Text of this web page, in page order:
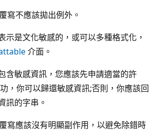
寫不應該拋出例外。
示是文化敏感的，或可以多種格式化，
介面。
含敏感資訊，您應該先申請適當的許
，你可以歸還敏感資訊;否則，你應該回
訊的字串。
寫應該沒有明顯副作用，以避免除錯時